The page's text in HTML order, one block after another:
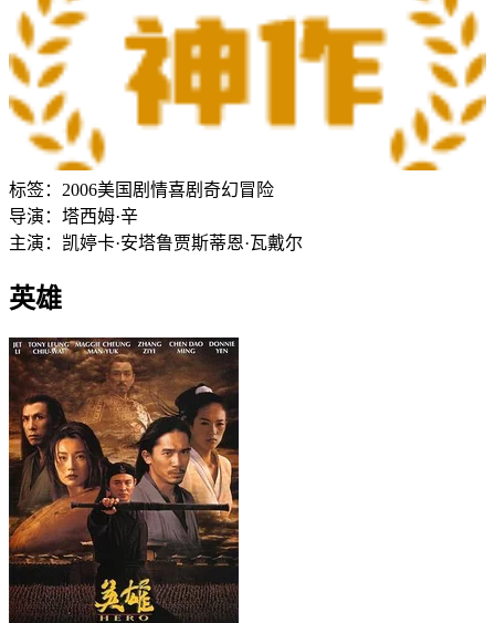
标签： 2006美国 剧情喜剧 奇幻冒险
导演： 塔西姆·辛
主演： 凯婷卡·安塔鲁贾斯蒂恩·瓦戴尔
英雄